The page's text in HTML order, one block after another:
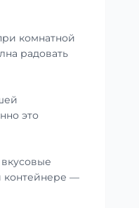
комнатной
радовать
это
контейнере —